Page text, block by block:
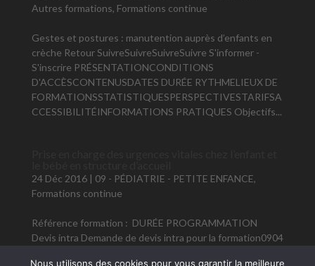
Autres formations, Formations continue
Gestes et postures : manutention auprès d’enfants en
crèche Retour SuivreSuivreSuivreSuivre S'informer -
S'inscrire PRÉSENTATIONCONDITIONS
D'ACCÈSCONTENUSDATES DURÉE RYTHMELIEUX DE
FORMATIONSSTATISTIQUESPERSPECTIVESTARIFSA
CCESSIBILITÉINFORMATIONS PRATIQUES Objectifs...
24 Déc 2016| 09 - PÉDIATRIE - PETITE ENFANCE,
Formations continue
Référence formation : DURÉE PROGRAMMATION
Devis intra Demande de devis intra pour la formation0904
Nous utilisons des cookies pour vous garantir la meilleure